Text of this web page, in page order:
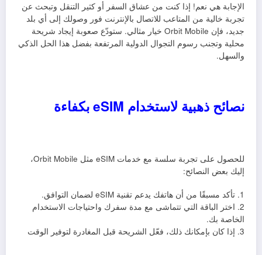
الإجابة هي نعم! إذا كنت من عشاق السفر أو كثير التنقل وتبحث عن
تجربة خالية من المتاعب للاتصال بالإنترنت فور وصولك إلى أي بلد
جديد، فإن Orbit Mobile خيار مثالي. ستودّع صعوبة إيجاد شريحة
محلية وتجنب رسوم التجوال الدولية المرتفعة بفضل هذا الحل الذكي
والسهل.
نصائح ذهبية لاستخدام eSIM بكفاءة
للحصول على تجربة سلسة مع خدمات eSIM مثل Orbit Mobile،
إليك بعض النصائح:
1. تأكد مسبقًا من أن هاتفك يدعم تقنية eSIM لضمان التوافق.
2. اختر الباقة التي تتماشى مع مدة سفرك واحتياجات الاستخدام
الخاصة بك.
3. إذا كان بإمكانك ذلك، فعّل الشريحة قبل المغادرة لتوفير الوقت